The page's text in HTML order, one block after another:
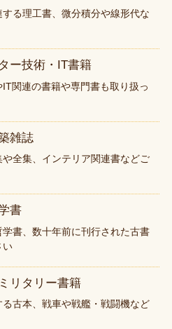
る理工書、微分積分や線形代な
ー技術・IT書籍
関連の書籍や専門書も取り扱っ
雑誌
全集、インテリア関連書などご
書
書、数十年前に刊行された古書
い
リタリー書籍
古本、戦車や戦艦・戦闘機など